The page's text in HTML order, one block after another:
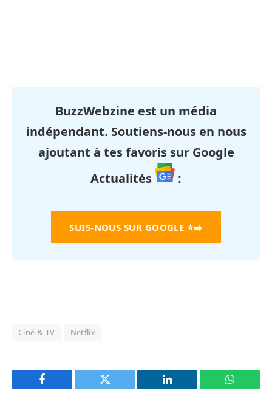
BuzzWebzine est un média
indépendant. Soutiens-nous en nous
ajoutant à tes favoris sur Google
Actualités
:
SUIS-NOUS SUR GOOGLE ⭐➡️
Ciné & TV Netflix
Facebook Twitter LinkedIn